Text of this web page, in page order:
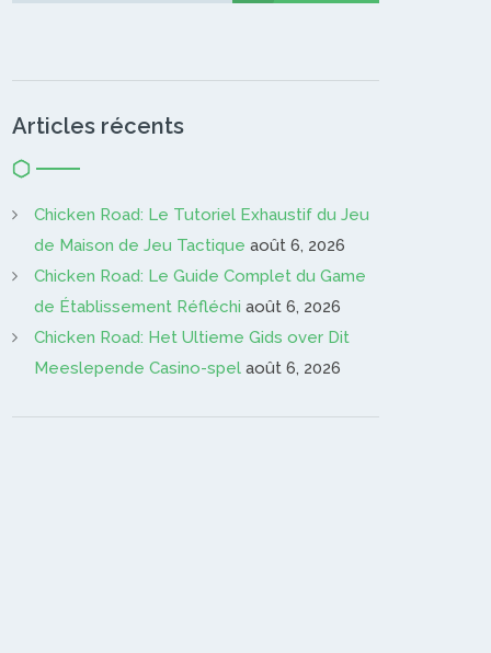
Articles récents
Chicken Road: Le Tutoriel Exhaustif du Jeu
de Maison de Jeu Tactique août 6, 2026
Chicken Road: Le Guide Complet du Game
de Établissement Réfléchi août 6, 2026
Chicken Road: Het Ultieme Gids over Dit
Meeslepende Casino-spel août 6, 2026